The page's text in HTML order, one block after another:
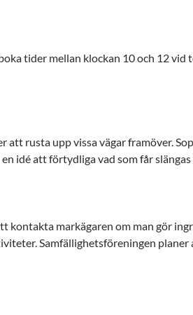
tider mellan klockan 10 och 12 vid
att rusta upp vissa vägar framöver.
idé att förtydliga vad som får
markägaren om man gör
Samfällighetsföreningen planer